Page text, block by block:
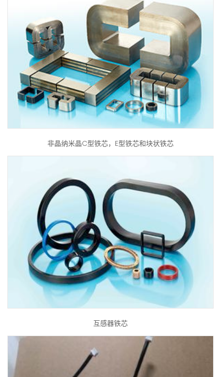
非晶纳米晶C型铁芯，E型铁芯和块状铁芯
互感器铁芯